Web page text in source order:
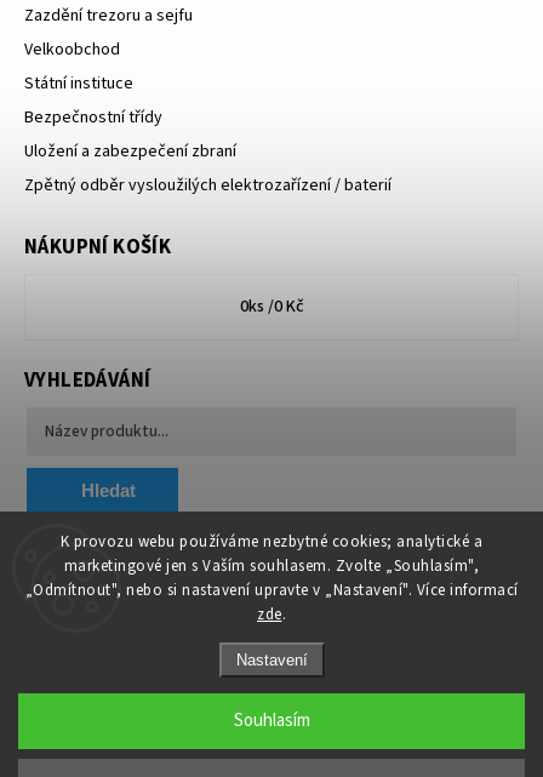
K provozu webu používáme nezbytné cookies; analytické a
marketingové jen s Vaším souhlasem. Zvolte „Souhlasím",
„Odmítnout", nebo si nastavení upravte v „Nastavení". Více informací
zde.
Nastavení
Souhlasím
Zazdění trezoru a sejfu
Velkoobchod
Státní instituce
Bezpečnostní třídy
Uložení a zabezpečení zbraní
Zpětný odběr vysloužilých elektrozařízení / baterií
NÁKUPNÍ KOŠÍK
0ks /0 Kč
VYHLEDÁVÁNÍ
Hledat
Chytit a koupit VA & MA, s.r.o.
Upravit nastavení cookies